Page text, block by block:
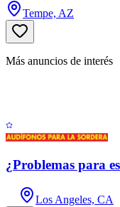
Tempe, AZ
Más anuncios de interés
¿Problemas para
Los Angeles, CA